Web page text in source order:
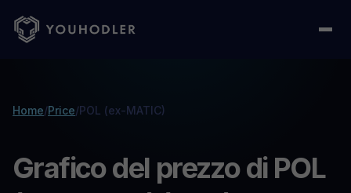
Home/Price/POL (ex-MATIC)
Grafico del prezzo di POL